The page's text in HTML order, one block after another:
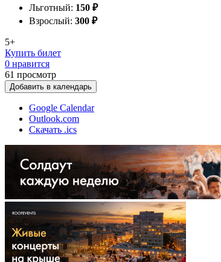
Льготный: 150 ₽
Взрослый: 300 ₽
5+
Купить билет
0 нравится
61 просмотр
Добавить в календарь
Google Calendar
Outlook.com
Скачать .ics